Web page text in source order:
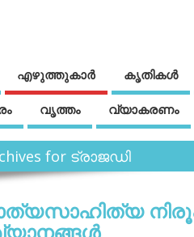
എഴുത്തുകാര്‍ കൃതികൾ
വൃത്തം വ്യാകരണം
for ട്രാജഡി